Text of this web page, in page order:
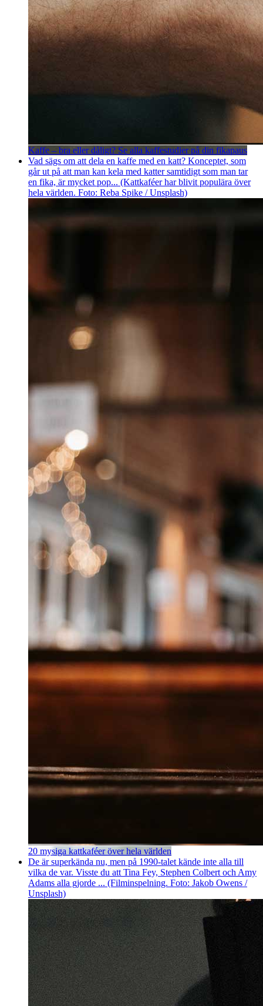
Kaffe – bra eller dåligt? Se alla kaffestudier på din fikapaus
Vad sägs om att dela en kaffe med en katt? Konceptet, som
går ut på att man kan kela med katter samtidigt som man tar
en fika, är mycket pop... (Kattkaféer har blivit populära över
hela världen. Foto: Reba Spike / Unsplash)
20 mysiga kattkaféer över hela världen
De är superkända nu, men på 1990-talet kände inte alla till
vilka de var. Visste du att Tina Fey, Stephen Colbert och Amy
Adams alla gjorde ... (Filminspelning. Foto: Jakob Owens /
Unsplash)